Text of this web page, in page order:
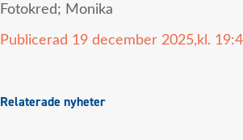
Fotokred; Monika
Publicerad 19 december 2025, kl.
Relaterade nyheter